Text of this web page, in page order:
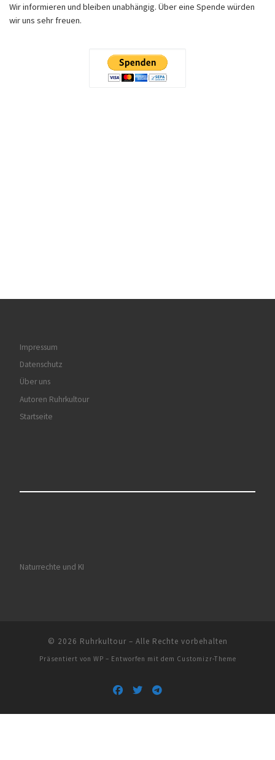
Wir informieren und bleiben unabhängig. Über eine Spende würden
wir uns sehr freuen.
Impressum
Datenschutz
Über uns
Autoren Ruhrkultour
Startseite
Naturrechte und KI
© 2026 Ruhrkultour– Alle Rechte vorbehalten
Präsentiert von WP – Entworfen mit dem Customizr-Theme